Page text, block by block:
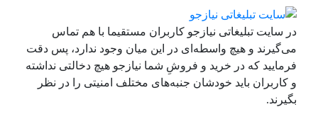
در سایت تبلیغاتی نیازجو کاربران مستقیما با هم تماس
می‌گیرند و هیچ واسطه‌ای در این میان وجود ندارد، پس دقت
فرمایید که در خرید و فروشِ شما نیازجو هیچ دخالتی نداشته
و کاربران باید خودشان جنبه‌های مختلف امنیتی را در نظر
بگیرند.